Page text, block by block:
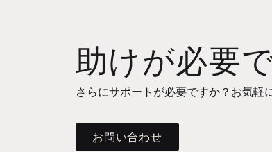
助けが必要
さらにサポートが必要ですか？お気軽
お問い合わせ